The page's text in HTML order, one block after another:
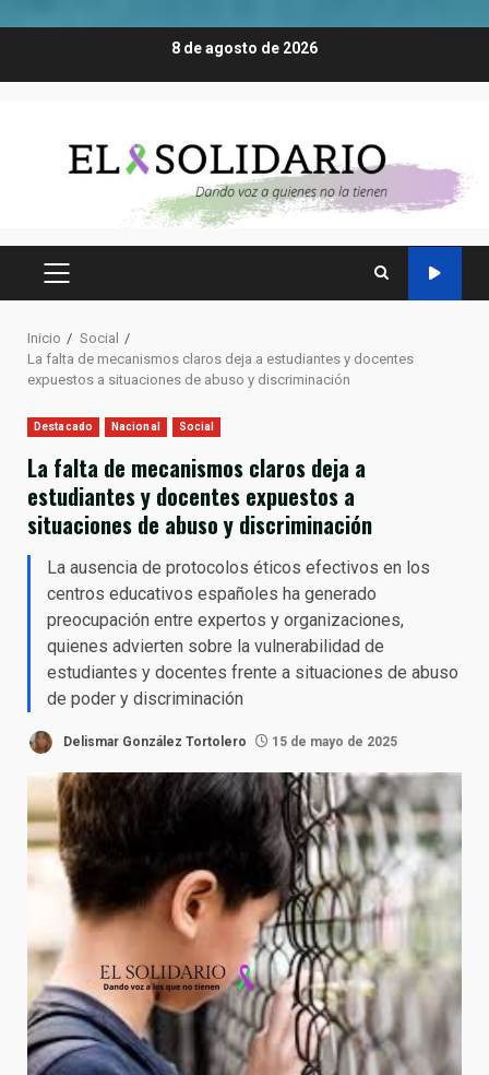
8 de agosto de 2026
MENÚ
Inicio
Social
La falta de mecanismos claros deja a estudiantes y docentes
expuestos a situaciones de abuso y discriminación
Destacado Nacional Social
La falta de mecanismos claros deja a
estudiantes y docentes expuestos a
situaciones de abuso y discriminación
La ausencia de protocolos éticos efectivos en los
centros educativos españoles ha generado
preocupación entre expertos y organizaciones,
quienes advierten sobre la vulnerabilidad de
estudiantes y docentes frente a situaciones de abuso
de poder y discriminación
Delismar González Tortolero 15 de mayo de 2025